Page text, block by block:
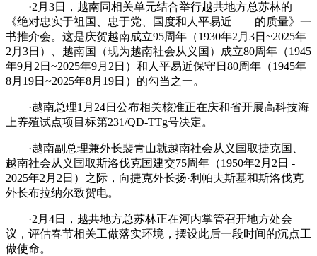
·2月3日，越南同相关单元结合举行越共地方总苏林的
《绝对忠实于祖国、忠于党、国度和人平易近——的质量》一
书推介会。这是庆贺越南成立95周年（1930年2月3日~2025年
2月3日）、越南国（现为越南社会从义国）成立80周年（1945
年9月2日~2025年9月2日）和人平易近保守日80周年（1945年
8月19日~2025年8月19日）的勾当之一。
·越南总理1月24日公布相关核准正在庆和省开展高科技海
上养殖试点项目标第231/QĐ-TTg号决定。
·越南副总理兼外长裴青山就越南社会从义国取捷克国、
越南社会从义国取斯洛伐克国建交75周年（1950年2月2日 -
2025年2月2日）之际，向捷克外长扬·利帕夫斯基和斯洛伐克
外长布拉纳尔致贺电。
·2月4日，越共地方总苏林正在河内掌管召开地方处会
议，评估春节相关工做落实环境，摆设此后一段时间的沉点工
做使命。